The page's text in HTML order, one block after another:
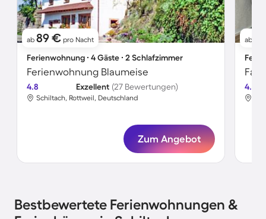
ab 89 € pro Nacht
Ferienwohnung ∙ 4 Gäste ∙ 2 Schlafzimmer
Ferienwohnung Blaumeise
4.8 Exzellent (27 Bewertungen)
Schiltach, Rottweil, Deutschland
Zum Angebot
ab
4.7
Bestbewertete Ferienwohnungen &